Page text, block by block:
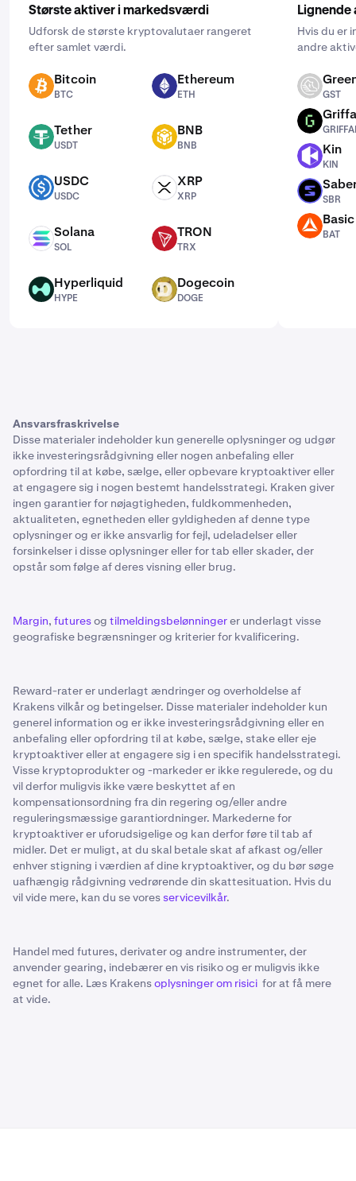
Største aktiver i markedsværdi
Udforsk de største kryptovalutaer rangeret
efter samlet værdi.
BTC Bitcoin
BTC
ETH Ethereum
ETH
USDT Tether
USDT
BNB BNB
BNB
USDC USDC
USDC
XRP XRP
XRP
SOL Solana
SOL
TRX TRON
TRX
HYPE Hyperliquid
HYPE
DOGE Dogecoin
DOGE
Lignende
Hvis du er
andre
GST
GST
GRIFFAIN
KIN Kin
KIN
SBR
SBR
BAT
BAT
Ansvarsfraskrivelse
Disse materialer indeholder kun generelle oplysninger og udgør
ikke investeringsrådgivning eller nogen anbefaling eller
opfordring til at købe, sælge, eller opbevare kryptoaktiver eller
at engagere sig i nogen bestemt handelsstrategi. Kraken giver
ingen garantier for nøjagtigheden, fuldkommenheden,
aktualiteten, egnetheden eller gyldigheden af denne type
oplysninger og er ikke ansvarlig for fejl, udeladelser eller
forsinkelser i disse oplysninger eller for tab eller skader, der
opstår som følge af deres visning eller brug.
Margin, futuresog tilmeldingsbelønningerer underlagt visse
geografiske begrænsninger og kriterier for kvalificering.
Reward-rater er underlagt ændringer og overholdelse af
Krakens vilkår og betingelser. Disse materialer indeholder kun
generel information og er ikke investeringsrådgivning eller en
anbefaling eller opfordring til at købe, sælge, stake eller eje
kryptoaktiver eller at engagere sig i en specifik handelsstrategi.
Visse kryptoprodukter og -markeder er ikke regulerede, og du
vil derfor muligvis ikke være beskyttet af en
kompensationsordning fra din regering og/eller andre
reguleringsmæssige garantiordninger. Markederne for
kryptoaktiver er uforudsigelige og kan derfor føre til tab af
midler. Det er muligt, at du skal betale skat af afkast og/eller
enhver stigning i værdien af dine kryptoaktiver, og du bør søge
uafhængig rådgivning vedrørende din skattesituation. Hvis du
vil vide mere, kan du se voresservicevilkår.
Handel med futures, derivater og andre instrumenter, der
anvender gearing, indebærer en vis risiko og er muligvis ikke
egnet for alle. Læs Krakensoplysninger om risici for at få mere
at vide.